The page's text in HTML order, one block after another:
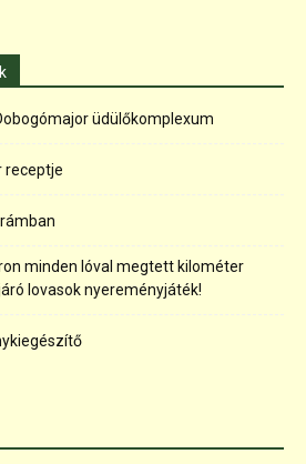
üdülőkomplexum
receptje
minden lóval megtett kilométer
lovasok nyereményjáték!